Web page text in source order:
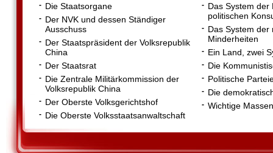
- Die Staatsorgane
- Der NVK und dessen Ständiger
Ausschuss
- Der Staatspräsident der Volksrepublik
China
- Der Staatsrat
- Die Zentrale Militärkommission der
Volksrepublik China
- Der Oberste Volksgerichtshof
- Die Oberste Volksstaatsanwaltschaft
- Das System
politischen
- Das System der
Minderheiten
- Ein Land, zwei
- Die
- Politische
- Die
- Wichtige